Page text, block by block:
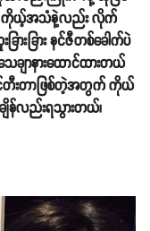
ကိုယ့်အသံနဲ့လည်း လိုက်
ားခြား နင်ဇီတစ်ခေါက်ပဲ
ာနားထောင်ထားတယ်
င်တီးတာဖြစ်တဲ့အတွက် ကိုယ်
န်လည်းရသွားတယ်၊